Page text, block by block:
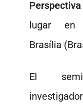
lugar en
Brasília
El